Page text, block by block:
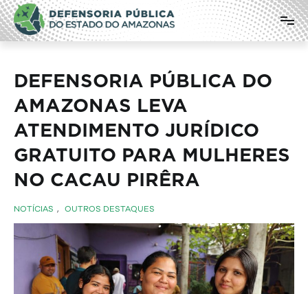
Pular
para
o
conteúdo
Defensoria Pública do Estado do
Amazonas
DEFENSORIA PÚBLICA DO
AMAZONAS LEVA
ATENDIMENTO JURÍDICO
GRATUITO PARA MULHERES
NO CACAU PIRÊRA
NOTÍCIAS , OUTROS DESTAQUES